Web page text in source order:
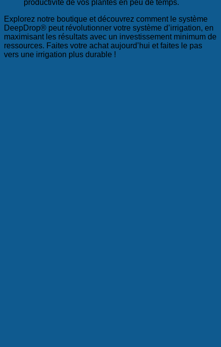
productivité de vos plantes en peu de temps.
Explorez notre boutique et découvrez comment le système
DeepDrop® peut révolutionner votre système d’irrigation, en
maximisant les résultats avec un investissement minimum de
ressources. Faites votre achat aujourd’hui et faites le pas
vers une irrigation plus durable !